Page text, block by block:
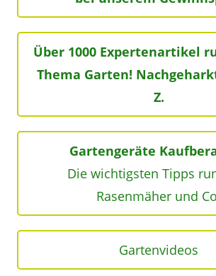
Über 1000 Expertenartikel
Thema Garten!
Z.
Gartengeräte
Die wichtigsten Tipps
Rasenmäher und
Gartenvideos